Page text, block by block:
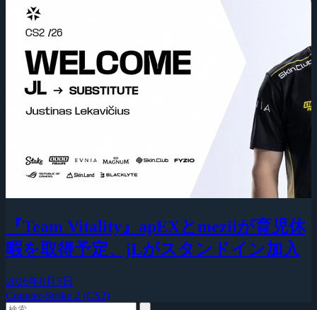
『Team Vitality』apEXとmeziiが育児休
暇を取得予定、jLがスタンドイン加入
2026年8月5日
Counter-Strike 2 (CS2)